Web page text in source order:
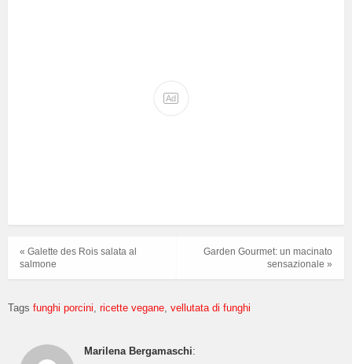
Ad
Garden Gourmet: un macinato
sensazionale »
« Galette des Rois salata al
salmone
Tags funghi porcini ricette vegane vellutata di funghi
Marilena Bergamaschi: